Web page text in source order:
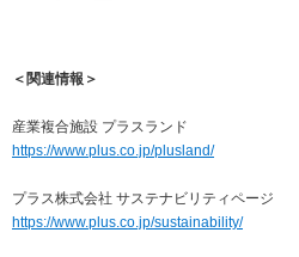
＜関連情報＞
産業複合施設 プラスランド
https://www.plus.co.jp/plusland/
プラス株式会社 サステナビリティページ
https://www.plus.co.jp/sustainability/